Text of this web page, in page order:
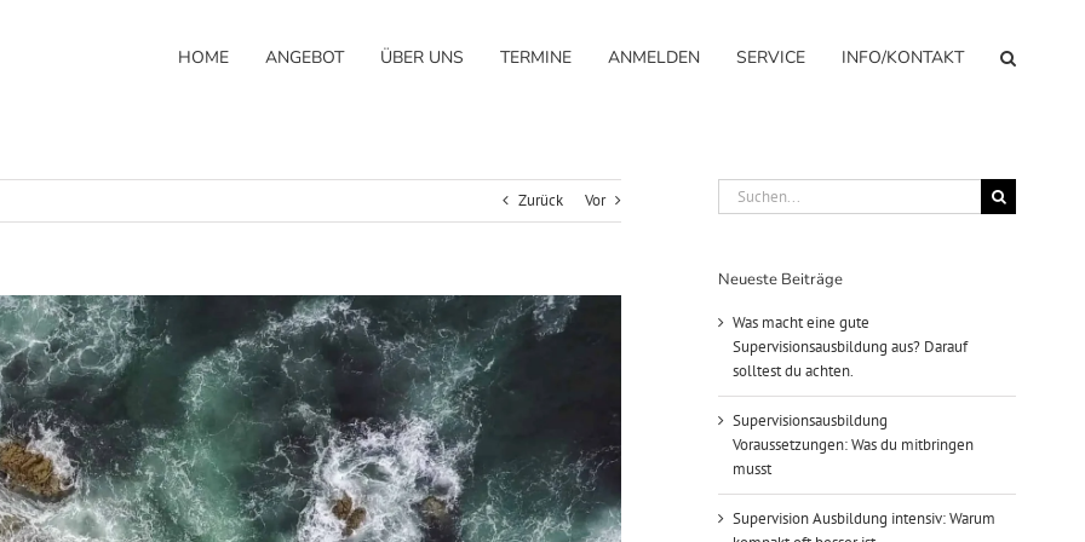
HOME ANGEBOT ÜBER UNS TERMINE ANMELDEN SERVICE INFO/KONTAKT
Zurück Vor
Suche
nach:
Neueste Beiträge
Was macht eine gute
Supervisionsausbildung aus? Darauf
solltest du achten.
Supervisionsausbildung
Voraussetzungen: Was du mitbringen
musst
Supervision Ausbildung intensiv: Warum